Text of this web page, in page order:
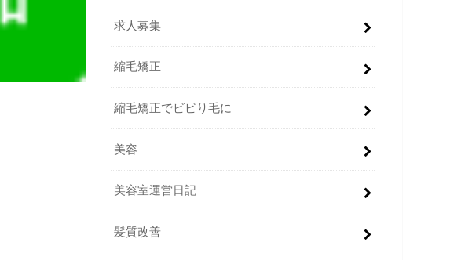
求人募集
縮毛矯正
縮毛矯正でビビり毛に
美容
美容室運営日記
髪質改善